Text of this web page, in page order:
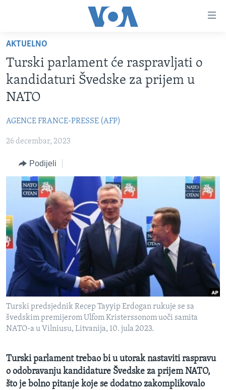
glavni
sadržaj
Pređi
na
glavnu
Idi
na
TV PROGRAM
VIDEO
FOTOGRAFIJE DANA
SJEDINJENE AMERIČKE DRŽAVE
BOSNA I HERCEGOVINA
SVIJET
NAUKA I TEHNOLOGIJA
SPECIJALNI PROJEKTI
KORUPCIJA
SLOBODA MEDIJA
ŽENSKA STRANA
IZBJEGLIČKA STRANA
MAGAZIN
O GLASU AMERIKE
Learning English
PRATITE NAS
Jezici
AKTUELNO
Turski parlament će raspravljati o
kandidaturi Švedske za prijem u
NATO
AGENCE FRANCE-PRESSE (AFP)
26 decembar, 2023
Podijeli
Turski predsjednik Recep Tayyip Erdogan rukuje se sa
švedskim premijerom Ulfom Kristerssonom uoči samita
NATO-a u Vilniusu, Litvanija, 10. jula 2023.
Turski parlament trebao bi u utorak nastaviti raspravu
o odobravanju kandidature Švedske za prijem NATO,
što je bolno pitanje koje se dodatno zakomplikovalo